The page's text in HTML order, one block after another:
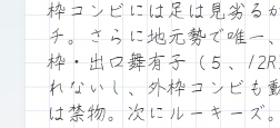
枠コンビには足は見劣る
チ。さらに地元勢で唯一
枠・出口舞有子（５、
れないし、外枠コンビも
は禁物。次にルーキーズ